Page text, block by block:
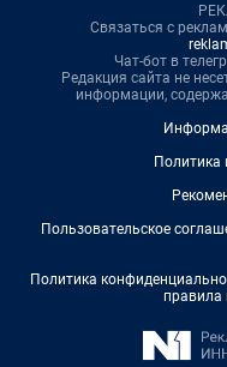
Связаться с
Чат-бот в
Редакция сайта не
информации,
Политика
Пользовательское
Политика
правила